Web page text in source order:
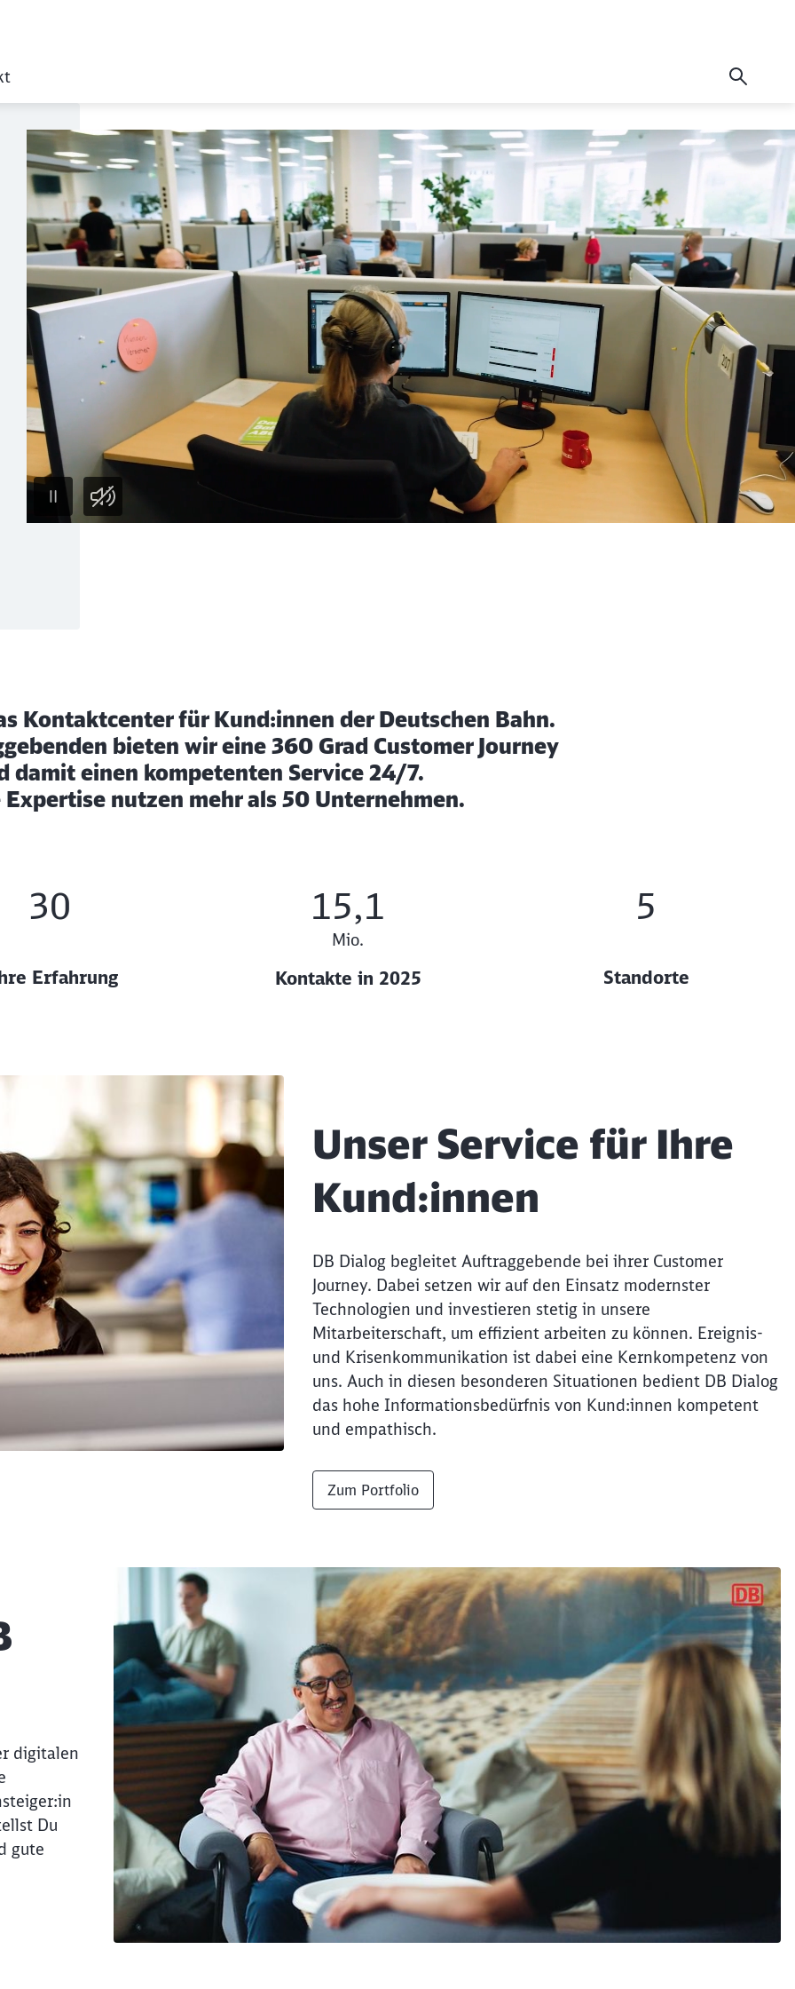
Klicken, um das folgende Video zu überspringen
P
T
o
Kontaktcenter für Kund:innen der Deutschen Bahn.
bieten wir eine 360 Grad Customer Journey
damit einen kompetenten Service 24/7.
Expertise nutzen mehr als 50 Unternehmen.
30
Erfahrung
15,1
Mio.
Kontakte in 2025
5
Standorte
Unser Service für Ihre
Kund:innen
DB Dialog begleitet Auftraggebende bei ihrer Customer
Journey. Dabei setzen wir auf den Einsatz modernster
Technologien und investieren stetig in unsere
Mitarbeiterschaft, um effizient arbeiten zu können. Ereignis-
und Krisenkommunikation ist dabei eine Kernkompetenz von
uns. Auch in diesen besonderen Situationen bedient DB Dialog
das hohe Informationsbedürfnis von Kund:innen kompetent
und empathisch.
Zum Portfolio
digitalen
Du
gute
Möchten Sie zu weitergeleitet werden?
Abbrechen Weiter